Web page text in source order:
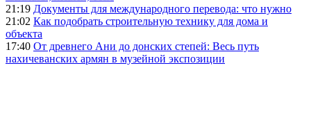
21:19 Документы для международного перевода: что нужно
21:02 Как подобрать строительную технику для дома и
объекта
17:40 От древнего Ани до донских степей: Весь путь
нахичеванских армян в музейной экспозиции